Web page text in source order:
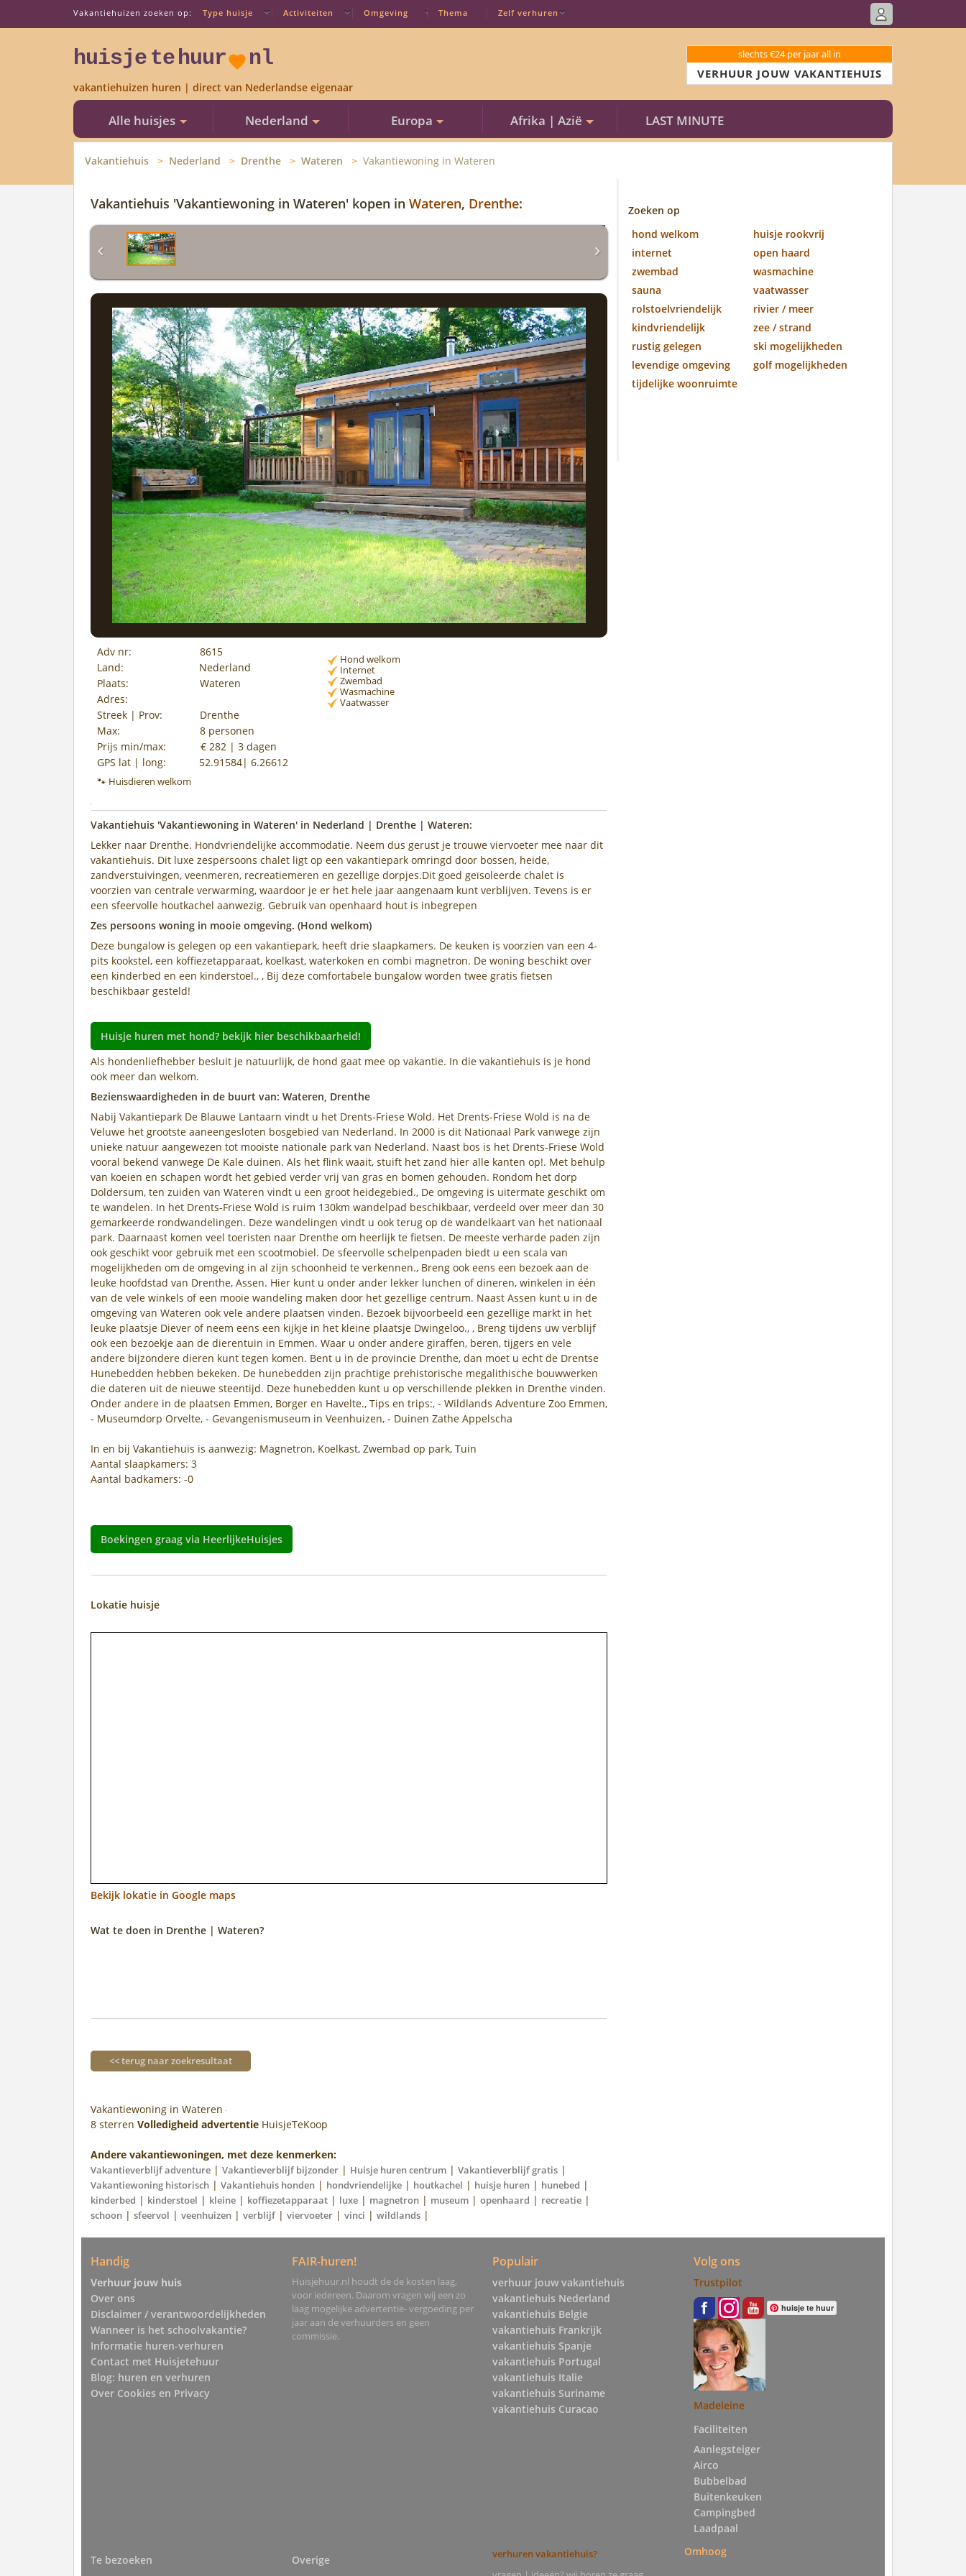
Vakantiehuizen zoeken op: Type huisje Activiteiten Omgeving Thema Zelf verhuren
huisje tehuur nl
vakantiehuizen huren | direct van Nederlandse eigenaar
slechts €24 per jaar all in
VERHUUR JOUW VAKANTIEHUIS
Alle huisjes Nederland Europa Afrika | Azië LAST MINUTE
Vakantiehuis Nederland Drenthe Wateren Vakantiewoning in Wateren
Vakantiehuis 'Vakantiewoning in Wateren' kopen in Wateren, Drenthe:
Adv nr:
8615
Land:
Nederland
Plaats:
Wateren
Adres:
Streek | Prov:
Drenthe
Max:
8 personen
Prijs min/max:
€ 282 | 3 dagen
GPS lat | long:
52.91584| 6.26612
🐾 Huisdieren welkom
Hond welkom
Internet
Zwembad
Wasmachine
Vaatwasser
Vakantiehuis 'Vakantiewoning in Wateren' in Nederland | Drenthe | Wateren:
Lekker naar Drenthe. Hondvriendelijke accommodatie. Neem dus gerust je trouwe viervoeter mee naar dit
vakantiehuis. Dit luxe zespersoons chalet ligt op een vakantiepark omringd door bossen, heide,
zandverstuivingen, veenmeren, recreatiemeren en gezellige dorpjes.Dit goed geïsoleerde chalet is
voorzien van centrale verwarming, waardoor je er het hele jaar aangenaam kunt verblijven. Tevens is er
een sfeervolle houtkachel aanwezig. Gebruik van openhaard hout is inbegrepen
Zes persoons woning in mooie omgeving. (Hond welkom)
Deze bungalow is gelegen op een vakantiepark, heeft drie slaapkamers. De keuken is voorzien van een 4-
pits kookstel, een koffiezetapparaat, koelkast, waterkoken en combi magnetron. De woning beschikt over
een kinderbed en een kinderstoel., , Bij deze comfortabele bungalow worden twee gratis fietsen
beschikbaar gesteld!
Huisje huren met hond? bekijk hier beschikbaarheid!
Als hondenliefhebber besluit je natuurlijk, de hond gaat mee op vakantie. In die vakantiehuis is je hond
ook meer dan welkom.
Bezienswaardigheden in de buurt van: Wateren, Drenthe
Nabij Vakantiepark De Blauwe Lantaarn vindt u het Drents-Friese Wold. Het Drents-Friese Wold is na de
Veluwe het grootste aaneengesloten bosgebied van Nederland. In 2000 is dit Nationaal Park vanwege zijn
unieke natuur aangewezen tot mooiste nationale park van Nederland. Naast bos is het Drents-Friese Wold
vooral bekend vanwege De Kale duinen. Als het flink waait, stuift het zand hier alle kanten op!. Met behulp
van koeien en schapen wordt het gebied verder vrij van gras en bomen gehouden. Rondom het dorp
Doldersum, ten zuiden van Wateren vindt u een groot heidegebied., De omgeving is uitermate geschikt om
te wandelen. In het Drents-Friese Wold is ruim 130km wandelpad beschikbaar, verdeeld over meer dan 30
gemarkeerde rondwandelingen. Deze wandelingen vindt u ook terug op de wandelkaart van het nationaal
park. Daarnaast komen veel toeristen naar Drenthe om heerlijk te fietsen. De meeste verharde paden zijn
ook geschikt voor gebruik met een scootmobiel. De sfeervolle schelpenpaden biedt u een scala van
mogelijkheden om de omgeving in al zijn schoonheid te verkennen., Breng ook eens een bezoek aan de
leuke hoofdstad van Drenthe, Assen. Hier kunt u onder ander lekker lunchen of dineren, winkelen in één
van de vele winkels of een mooie wandeling maken door het gezellige centrum. Naast Assen kunt u in de
omgeving van Wateren ook vele andere plaatsen vinden. Bezoek bijvoorbeeld een gezellige markt in het
leuke plaatsje Diever of neem eens een kijkje in het kleine plaatsje Dwingeloo., , Breng tijdens uw verblijf
ook een bezoekje aan de dierentuin in Emmen. Waar u onder andere giraffen, beren, tijgers en vele
andere bijzondere dieren kunt tegen komen. Bent u in de provincie Drenthe, dan moet u echt de Drentse
Hunebedden hebben bekeken. De hunebedden zijn prachtige prehistorische megalithische bouwwerken
die dateren uit de nieuwe steentijd. Deze hunebedden kunt u op verschillende plekken in Drenthe vinden.
Onder andere in de plaatsen Emmen, Borger en Havelte., Tips en trips:, - Wildlands Adventure Zoo Emmen,
- Museumdorp Orvelte, - Gevangenismuseum in Veenhuizen, - Duinen Zathe Appelscha
In en bij Vakantiehuis is aanwezig: Magnetron, Koelkast, Zwembad op park, Tuin
Aantal slaapkamers: 3
Aantal badkamers: -0
Boekingen graag via HeerlijkeHuisjes
Lokatie huisje
Bekijk lokatie in Google maps
Wat te doen in Drenthe | Wateren?
<< terug naar zoekresultaat
Vakantiewoning in Wateren
8 sterren Volledigheid advertentie HuisjeTeKoop
Andere vakantiewoningen, met deze kenmerken:
Vakantieverblijf adventure | Vakantieverblijf bijzonder | Huisje huren centrum | Vakantieverblijf gratis |
Vakantiewoning historisch | Vakantiehuis honden | hondvriendelijke | houtkachel | huisje huren | hunebed |
kinderbed | kinderstoel | kleine | koffiezetapparaat | luxe | magnetron | museum | openhaard | recreatie |
schoon | sfeervol | veenhuizen | verblijf | viervoeter | vinci | wildlands |
Zoeken op
hond welkom
huisje rookvrij
internet
open haard
zwembad
wasmachine
sauna
vaatwasser
rolstoelvriendelijk
rivier / meer
kindvriendelijk
zee / strand
rustig gelegen
ski mogelijkheden
levendige omgeving
golf mogelijkheden
tijdelijke woonruimte
Handig
Verhuur jouw huis
Over ons
Disclaimer / verantwoordelijkheden
Wanneer is het schoolvakantie?
Informatie huren-verhuren
Contact met Huisjetehuur
Blog: huren en verhuren
Over Cookies en Privacy
FAIR-huren!
Huisjehuur.nl houdt de de kosten laag,
voor iedereen. Daarom vragen wij een zo
laag mogelijke advertentie- vergoeding per
jaar aan de verhuurders en geen
commissie.
Populair
verhuur jouw vakantiehuis
vakantiehuis Nederland
vakantiehuis Belgie
vakantiehuis Frankrijk
vakantiehuis Spanje
vakantiehuis Portugal
vakantiehuis Italie
vakantiehuis Suriname
vakantiehuis Curacao
Volg ons
Trustpilot
huisje te huur
Madeleine
Faciliteiten
Aanlegsteiger
Airco
Bubbelbad
Buitenkeuken
Campingbed
Laadpaal
Te bezoeken
Overige
verhuren vakantiehuis?
Omhoog